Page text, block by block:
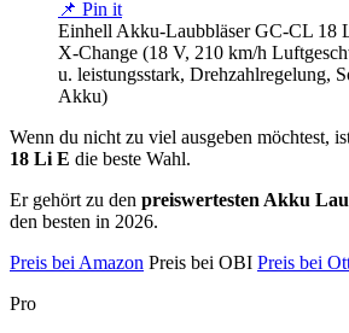
📌 Pin it
Einhell Akku-Laubbläser GC-CL 18
X-Change (18 V, 210 km/h
u. leistungsstark, Drehzahlregelung,
Akku)
Wenn du nicht zu viel ausgeben möchtest,
18 Li E die beste Wahl.
Er gehört zu den preiswertesten Akku
den besten in 2026.
Preis bei Amazon Preis bei OBI Preis bei
Pro